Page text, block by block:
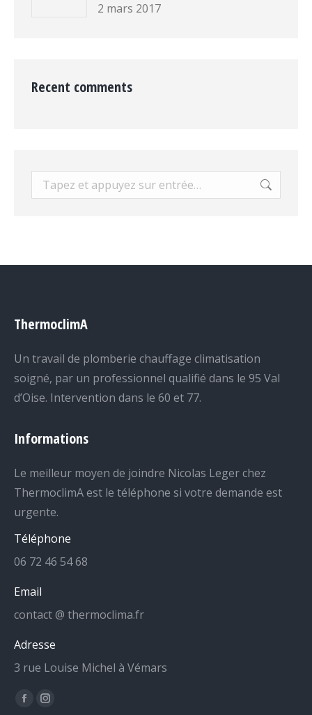
2 mars 2017
Recent comments
Recherche
:
ThermoclimA
Un travail de plomberie chauffage climatisation
soigné, par un professionnel qualifié dans le 95 Val
d’Oise. Intervention dans le 60 et 77.
Informations
Le meilleur moyen de joindre Nicolas Leger chez
ThermoclimA est le téléphone si votre demande est
urgente.
Téléphone
06 72 46 54 68
Email
contact @ thermoclima.fr
Adresse
3 rue Louise Michel à Vémars
Trouvez nous sur :
La La